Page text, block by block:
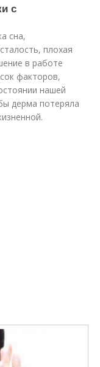
с
сна,
плохая
в работе
факторов,
нашей
дерма потеряла